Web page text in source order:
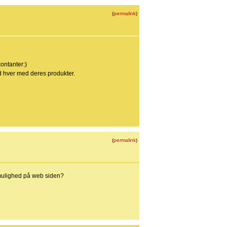
(permalink)
med deres produkter.
(permalink)
på web siden?